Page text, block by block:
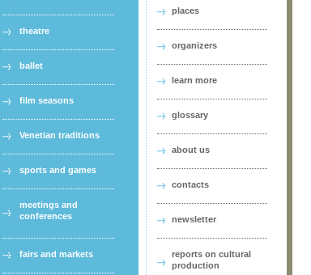
theatre
ballet
film seasons
Venetian traditions
sports and games
meetings and
conferences
fairs and markets
places
organizers
learn more
glossary
about us
contacts
newsletter
reports on cultural
production